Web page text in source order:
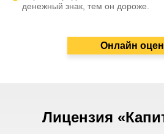
денежный знак, тем он дороже.
Онлайн
Лицензия